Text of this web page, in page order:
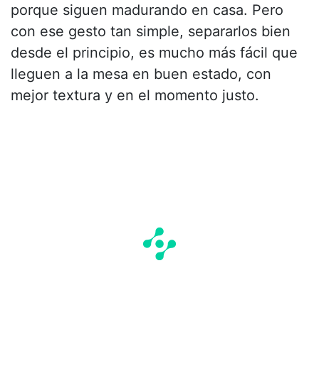
porque siguen madurando en casa. Pero
con ese gesto tan simple, separarlos bien
desde el principio, es mucho más fácil que
lleguen a la mesa en buen estado, con
mejor textura y en el momento justo.